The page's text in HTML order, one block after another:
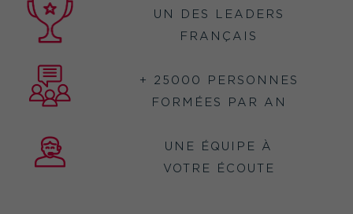
UN DES LEADERS
FRANÇAIS
+ 25000 PERSONNES
FORMÉES PAR AN
UNE ÉQUIPE À
VOTRE ÉCOUTE